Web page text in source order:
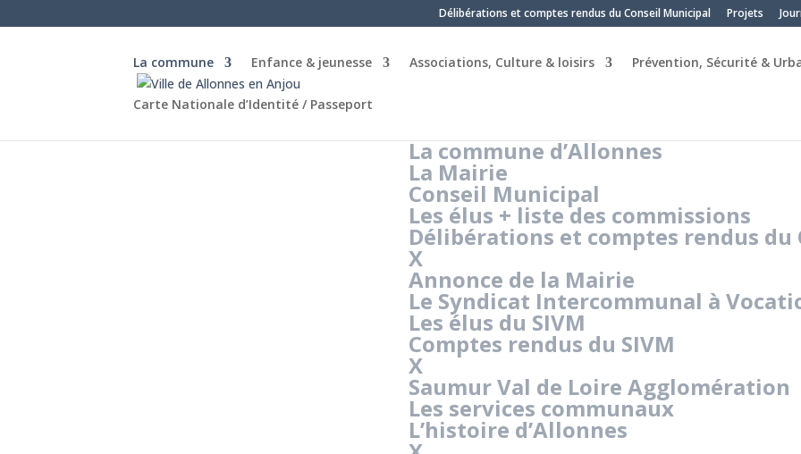
Délibérations et comptes rendus du Conseil Municipal Projets
La commune Enfance & jeunesse Associations, Culture & loisirs Prévention, Sécurité &
Carte Nationale d’Identité / Passeport
La commune d’Allonnes
La Mairie
Conseil Municipal
Les élus + liste des commissions
Délibérations et comptes rendus du
X
Annonce de la Mairie
Le Syndicat Intercommunal à
Les élus du SIVM
Comptes rendus du SIVM
X
Saumur Val de Loire Agglomération
Les services communaux
L’histoire d’Allonnes